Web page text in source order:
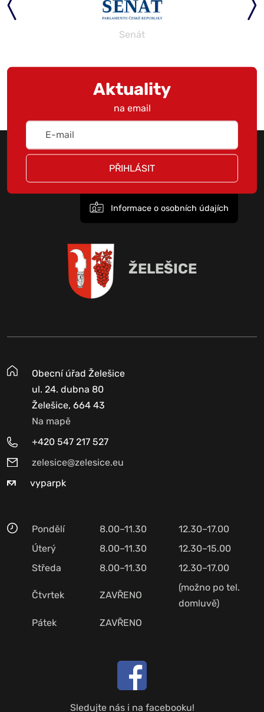
Senát
Aktuality
na email
PŘIHLÁSIT
Informace o osobních údajích
ŽELEŠICE
Obecní úřad Želešice
ul. 24. dubna 80
Želešice, 664 43
Na mapě
+420 547 217 527
zelesice@zelesice.eu
vyparpk
Pondělí 8.00–11.30
12.30–17.00
Úterý
8.00–11.30
12.30–15.00
Středa
8.00–11.30 12.30–17.00
Čtvrtek ZAVŘENO
(možno po tel.
domluvě)
Pátek
ZAVŘENO
Sledujte nás i na facebooku!